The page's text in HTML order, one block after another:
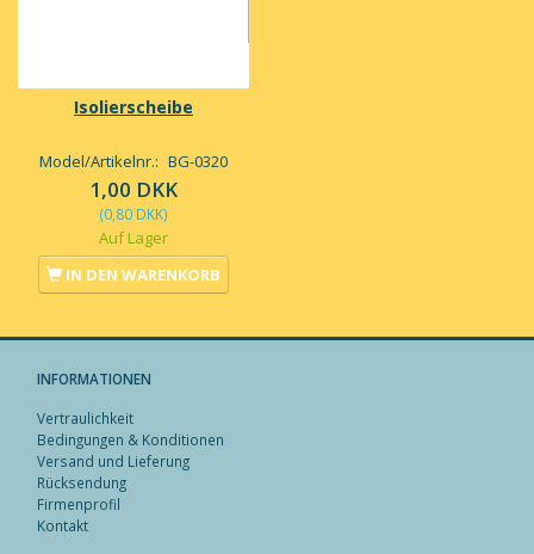
Isolierscheibe
Model/Artikelnr.: BG-0320
1,00 DKK
(0,80 DKK)
Auf Lager
IN DEN WARENKORB
INFORMATIONEN
Vertraulichkeit
Bedingungen & Konditionen
Versand und Lieferung
Rücksendung
Firmenprofil
Kontakt